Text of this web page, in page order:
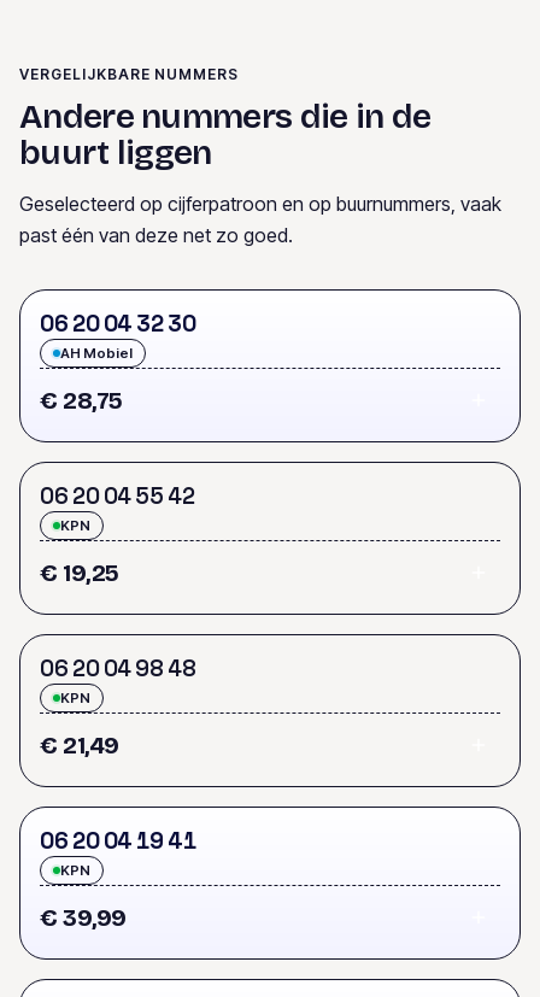
VERGELIJKBARE NUMMERS
Andere nummers die in de
buurt liggen
Geselecteerd op cijferpatroon en op buurnummers, vaak
past één van deze net zo goed.
06 2004 3230
AH Mobiel
€ 28,75
06 200455 42
KPN
€ 19,25
06 200498 48
KPN
€ 21,49
06 2004 19 41
KPN
€ 39,99